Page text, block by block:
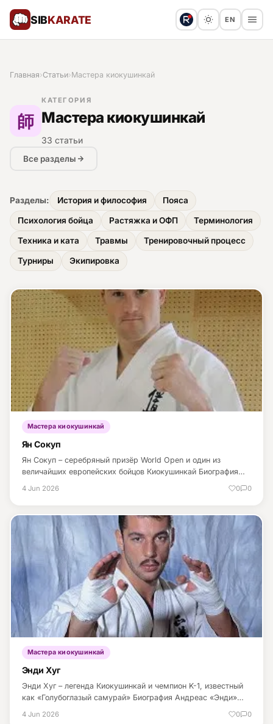
SIBKARATE EN
Популярное
История и философия
Мастера киокушинкай
Питание
Пояса
Психология бойца
Растяжка и ОФП
Терминология
Техника и ката
Травмы
Тренировочный процесс
Турниры
Экипировка
Главная›Статьи›Мастера киокушинкай
師
КАТЕГОРИЯ
Мастера киокушинкай
33 статьи
Все разделы
Разделы: История и философия Пояса
Психология бойца Растяжка и ОФП Терминология
Техника и ката Травмы Тренировочный процесс
Турниры Экипировка
Мастера киокушинкай
Ян Сокуп
Ян Сокуп – серебряный призёр World Open и один из
величайших европейских бойцов Киокушинкай Биография…
4 Jun 2026 0 0
Мастера киокушинкай
Энди Хуг
Энди Хуг – легенда Киокушинкай и чемпион K-1, известный
как «Голубоглазый самурай» Биография Андреас «Энди»…
4 Jun 2026 0 0